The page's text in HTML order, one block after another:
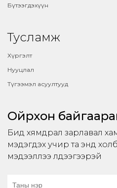
Бүтээгдэхүүн
Тусламж
Хүргэлт
Нууцлал
Түгээмэл асуултууд
Ойрхон
Бид хямдрал зарлавал
мэдэгдэх учир та энд
мэдээллээ үлдээгээрэй